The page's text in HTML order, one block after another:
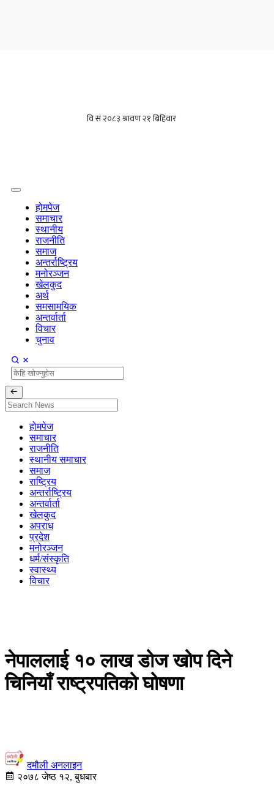
होमपेज
समाचार
स्थानीय
राजनीति
समाज
अन्तर्राष्ट्रिय
मनोरञ्जन
खेलकुद
अर्थ
समसामयिक
अन्तर्वार्ता
विचार
चुनाव
होमपेज
समाचार
राजनीति
स्थानीय समाचार
समाज
राष्ट्रिय
अन्तर्राष्ट्रिय
अन्तर्वार्ता
खेलकुद
अपराध
प्रदेश
मनोरञ्जन
धर्म/संस्कृति
स्वास्थ्य
विचार
नेपाललाई १० लाख डोज खोप दिने
चिनियाँ राष्ट्रपतिको घोषणा
दमौली अनलाइन
२०७८ जेष्ठ १२, बुधबार